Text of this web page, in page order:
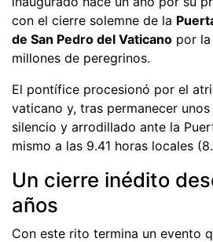
con el cierre solemne de la
de San Pedro del Vaticano por
millones de peregrinos.
El pontífice procesionó por el
vaticano y, tras permanecer
silencio y arrodillado ante la
mismo a las 9.41 horas locales
Un cierre inédito
años
Con este rito termina un evento